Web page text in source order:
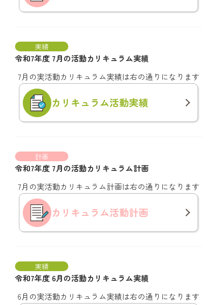
実績
令和7年度 7月の活動カリキュラム実績
7月の実活動カリキュラム実績は右の通りになります
カリキュラム活動実績
計画
令和7年度 7月の活動カリキュラム計画
7月の実活動カリキュラム計画は右の通りになります
カリキュラム活動計画
実績
令和7年度 6月の活動カリキュラム実績
6月の実活動カリキュラム実績は右の通りになります